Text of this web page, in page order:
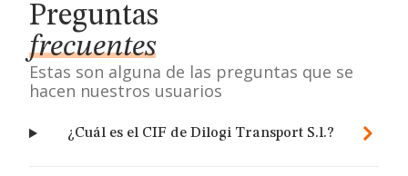
Preguntas
frecuentes
Estas son alguna de las preguntas que se
hacen nuestros usuarios
¿Cuál es el CIF de Dilogi Transport S.l.?